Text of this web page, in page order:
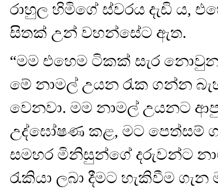
රාහුල හිමිගේ ස්වරය දැඩි ය,
සිතක් උන් වහන්සේට ඇත.
“මම එහෙම ටිකක් සැර
මේ නාමල් උයන රැක ගන්න
වෙනවා. මම නාමල් උයනට
උද්ඝෝෂණ කළ, මට පෙත්සම්
සමහර මිනිසුන්ගේ දරුවන්ට
රැකියා ලබා දීමට හැකිවීම